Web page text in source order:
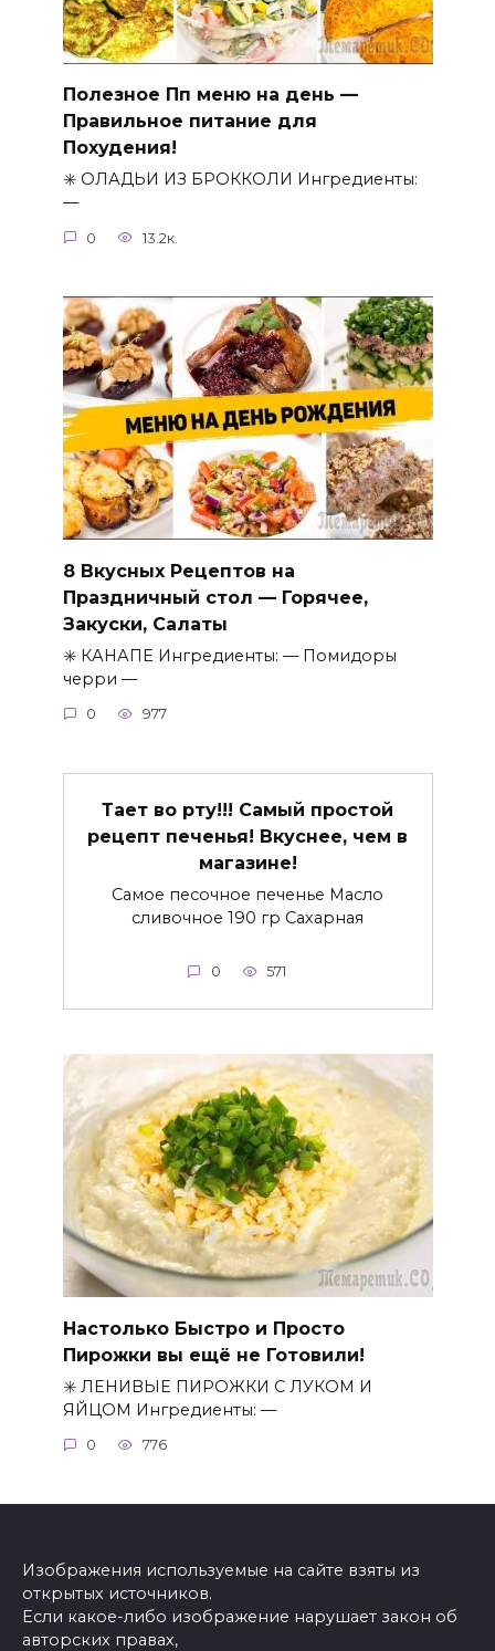
Полезное Пп меню на день —
Правильное питание для
Похудения!⁠⁠
✳️ ОЛАДЬИ ИЗ БРОККОЛИ Ингредиенты:
—
0 13.2к.
8 Вкусных Рецептов на
Праздничный стол — Горячее,
Закуски, Салаты⁠⁠
✳️ КАНАПЕ Ингредиенты: — Помидоры
черри —
0 977
Тает во рту!!! Самый простой
рецепт печенья! Вкуснее, чем в
магазине!
Самое песочное печенье Масло
сливочное 190 гр Сахарная
0 571
Настолько Быстро и Просто
Пирожки вы ещё не Готовили!
✳️ ЛЕНИВЫЕ ПИРОЖКИ С ЛУКОМ И
ЯЙЦОМ Ингредиенты: —
0 776
Изображения используемые на сайте взяты из
открытых источников.
Если какое-либо изображение нарушает закон об
авторских правах,